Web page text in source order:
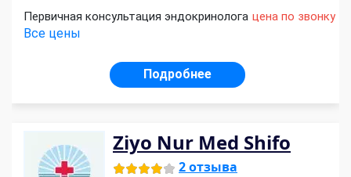
Первичная консультация эндокринолога цена по звонку
Все цены
Подробнее
Ziyo Nur Med Shifo
2 отзыва